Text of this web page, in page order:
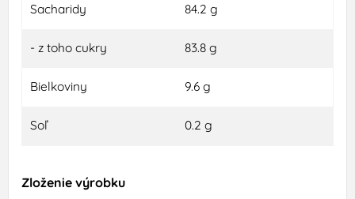
Sacharidy 84.2 g
- z toho cukry 83.8 g
Bielkoviny 9.6 g
Soľ 0.2 g
Zloženie výrobku